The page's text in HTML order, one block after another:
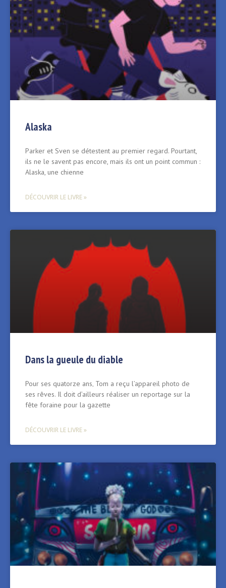
Alaska
Parker et Sven se détestent au premier regard. Pourtant,
ils ne le savent pas encore, mais ils ont un point commun :
Alaska, une chienne
DÉCOUVRIR LE LIVRE »
Dans la gueule du diable
Pour ses quatorze ans‚ Tom a reçu l’appareil photo de
ses rêves. Il doit d’ailleurs réaliser un reportage sur la
fête foraine pour la gazette
DÉCOUVRIR LE LIVRE »